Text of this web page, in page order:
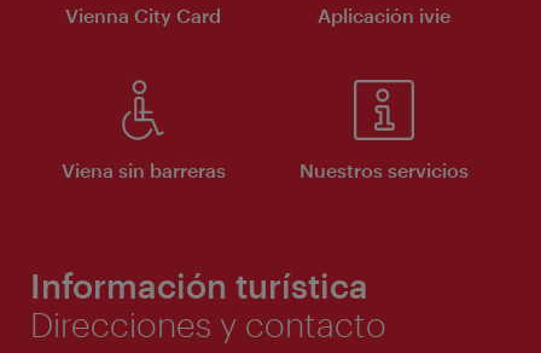
Vienna City Card Aplicación ivie
Viena sin barreras Nuestros servicios
Información turística
Direcciones y contacto